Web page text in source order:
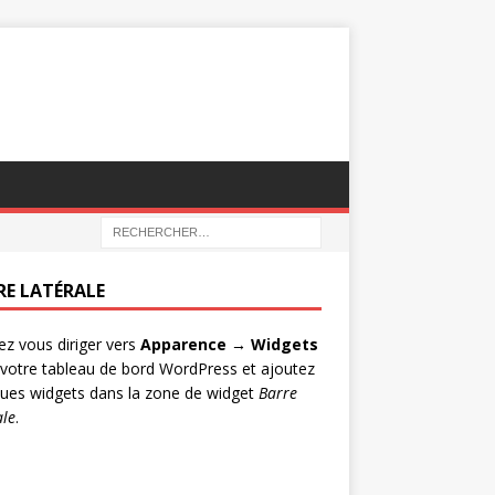
LATÉRALE
vous diriger vers Apparence → Widgets
tableau de bord WordPress et ajoutez
widgets dans la zone de widget Barre
.